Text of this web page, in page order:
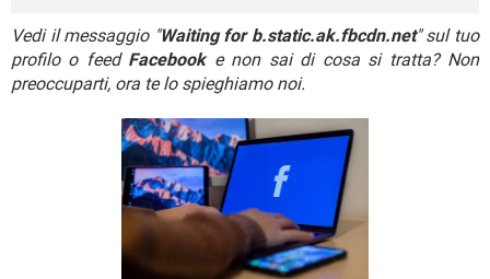
HARDWARE
INSTAGRAM WHATSAPP
TIKTOK FACEBOOK
iOS WINDOWS 10
INSTAGRAM WHATSAPP
FACEBOOK
COVID-19 GAMING
INTRATTENIMENTO ANDROID
WHATSAPP
FACEBOOK
Vedi il messaggio "Waiting for b.static.ak.fbcdn.net" sul tuo
profilo o feed Facebooke non sai di cosa si tratta? Non
preoccuparti, ora te lo spieghiamo noi.